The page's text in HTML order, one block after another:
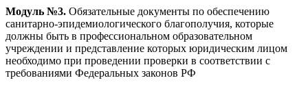
Модуль №3. Обязательные документы по обеспечению
санитарно-эпидемиологического благополучия, которые
должны быть в профессиональном образовательном
учреждении и представление которых юридическим лицом
необходимо при проведении проверки в соответствии с
требованиями Федеральных законов РФ